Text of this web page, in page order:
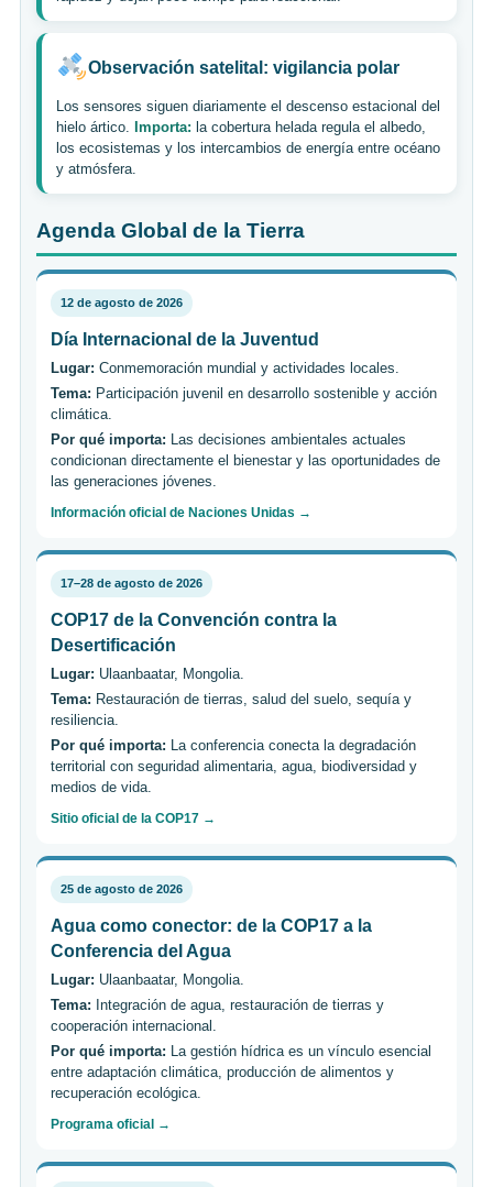
Observación satelital: vigilancia polar
Los sensores siguen diariamente el descenso estacional del
hielo ártico. Importa: la cobertura helada regula el albedo,
los ecosistemas y los intercambios de energía entre océano
y atmósfera.
Agenda Global de la Tierra
12 de agosto de 2026
Día Internacional de la Juventud
Lugar: Conmemoración mundial y actividades locales.
Tema: Participación juvenil en desarrollo sostenible y acción
climática.
Por qué importa: Las decisiones ambientales actuales
condicionan directamente el bienestar y las oportunidades de
las generaciones jóvenes.
Información oficial de Naciones Unidas →
17–28 de agosto de 2026
COP17 de la Convención contra la
Desertificación
Lugar: Ulaanbaatar, Mongolia.
Tema: Restauración de tierras, salud del suelo, sequía y
resiliencia.
Por qué importa: La conferencia conecta la degradación
territorial con seguridad alimentaria, agua, biodiversidad y
medios de vida.
Sitio oficial de la COP17 →
25 de agosto de 2026
Agua como conector: de la COP17 a la
Conferencia del Agua
Lugar: Ulaanbaatar, Mongolia.
Tema: Integración de agua, restauración de tierras y
cooperación internacional.
Por qué importa: La gestión hídrica es un vínculo esencial
entre adaptación climática, producción de alimentos y
recuperación ecológica.
Programa oficial →